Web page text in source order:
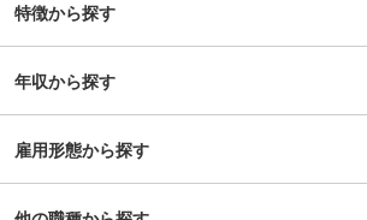
先生としてマナーや運転を指導するのはもちろ
等、 一生に一度の出会いと経験を提供する、とて
もやりがいのあるお仕事です。 ・教習所内や路
上、高速道路での運転指導 ・交通ルールや運転マ
囲：会社の定める業務
特徴から探す
年収から探す
雇用形態から探す